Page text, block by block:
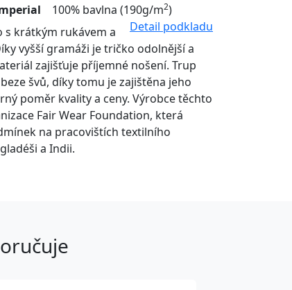
100% bavlna (190g/m2)
Detail podkladu
s krátkým rukávem a
vyšší gramáži je tričko odolnější a
zajišťuje příjemné nošení. Trup
švů, díky tomu je zajištěna jeho
poměr kvality a ceny. Výrobce těchto
Fair Wear Foundation, která
na pracovištích textilního
a Indii.